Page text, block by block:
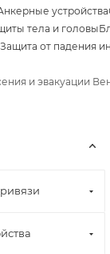
устройства
тела и головы
Защита от падения
и эвакуации